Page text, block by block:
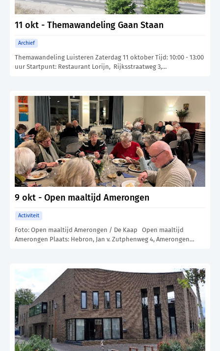
11 okt - Themawandeling Gaan Staan
Archief
Themawandeling Luisteren Zaterdag 11 oktober Tijd: 10:00 - 13:00
uur Startpunt: Restaurant Lorijn, Rijksstraatweg 3,…
9 okt - Open maaltijd Amerongen
Activiteit
Foto: Open maaltijd Amerongen / De Kaap Open maaltijd
Amerongen Plaats: Hebron, Jan v. Zutphenweg 4, Amerongen…